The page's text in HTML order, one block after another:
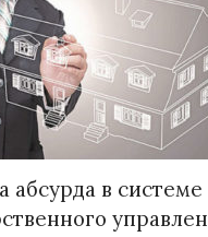
абсурда в системе
Странная
мошенниками